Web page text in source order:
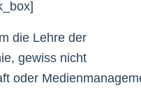
die Lehre der
gewiss nicht
oder